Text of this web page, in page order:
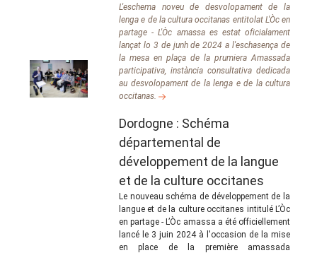
L'eschema noveu de desvolopament de la
lenga e de la cultura occitanas entitolat L'Òc en
partage - L'Òc amassa es estat oficialament
lançat lo 3 de junh de 2024 a l'eschasença de
la mesa en plaça de la prumiera Amassada
participativa, instància consultativa dedicada
au desvolopament de la lenga e de la cultura
occitanas.
Dordogne : Schéma
départemental de
développement de la langue
et de la culture occitanes
Le nouveau schéma de développement de la
langue et de la culture occitanes intitulé L’Òc
en partage - L’Òc amassa a été officiellement
lancé le 3 juin 2024 à l'occasion de la mise
en place de la première amassada